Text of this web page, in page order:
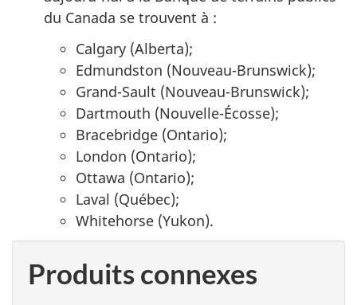
du Canada se trouvent à :
Calgary (Alberta);
Edmundston (Nouveau-Brunswick);
Grand-Sault (Nouveau-Brunswick);
Dartmouth (Nouvelle-Écosse);
Bracebridge (Ontario);
London (Ontario);
Ottawa (Ontario);
Laval (Québec);
Whitehorse (Yukon).
Produits connexes